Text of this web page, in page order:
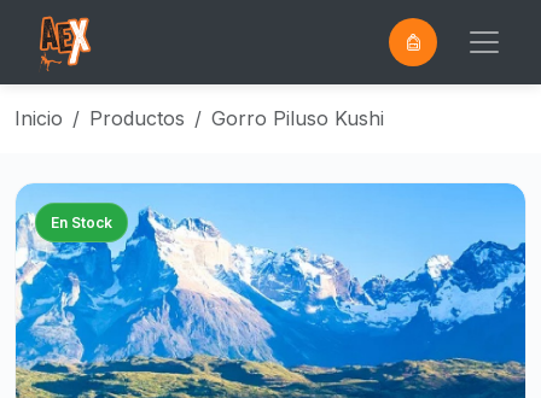
Inicio Productos Gorro Piluso Kushi
En Stock